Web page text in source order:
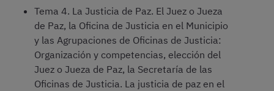
Tema 4. La Justicia de Paz. El Juez o Jueza
de Paz, la Oficina de Justicia en el Municipio
y las Agrupaciones de Oficinas de Justicia:
Organización y competencias, elección del
Juez o Jueza de Paz, la Secretaría de las
Oficinas de Justicia. La justicia de paz en el